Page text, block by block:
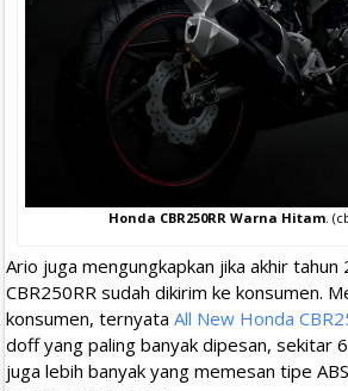
Honda CBR250RR Warna Hitam.
Ario juga mengungkapkan jika akhir
CBR250RR sudah dikirim ke konsumen.
konsumen, ternyata All New Honda
doff yang paling banyak dipesan, sekitar
juga lebih banyak yang memesan tipe